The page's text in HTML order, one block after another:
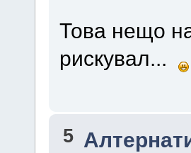
Това нещо
рискувал...
5